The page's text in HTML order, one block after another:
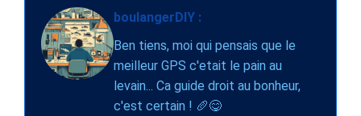
boulangerDIY :
Ben tiens, moi qui pensais que le
meilleur GPS c'etait le pain au
levain... Ca guide droit au bonheur,
c'est certain ! 🥖😋